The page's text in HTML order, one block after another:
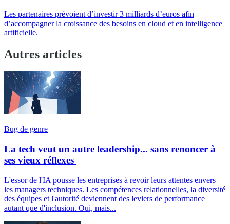
Les partenaires prévoient d’investir 3 milliards d’euros afin
d’accompagner la croissance des besoins en cloud et en intelligence
artificielle.
Autres articles
Bug de genre
La tech veut un autre leadership... sans renoncer à
ses vieux réflexes
L'essor de l'IA pousse les entreprises à revoir leurs attentes envers
les managers techniques. Les compétences relationnelles, la diversité
des équipes et l'autorité deviennent des leviers de performance
autant que d'inclusion. Oui, mais...